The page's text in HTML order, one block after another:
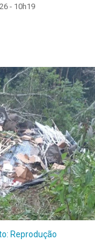
- 10h19
Reprodução